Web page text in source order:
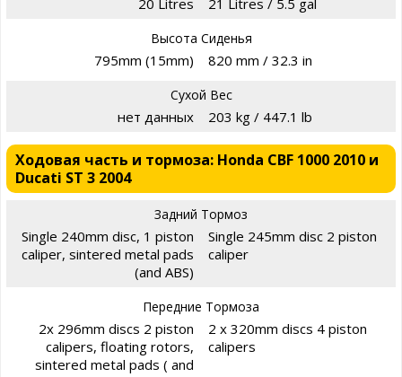
20 Litres 21 Litres / 5.5 gal
Высота Сиденья
795mm (15mm) 820 mm / 32.3 in
Сухой Вес
нет данных 203 kg / 447.1 lb
Ходовая часть и тормоза: Honda CBF 1000 2010 и
Ducati ST 3 2004
Задний Тормоз
Single 240mm disc, 1 piston
caliper, sintered metal pads
(and ABS)
Single 245mm disc 2 piston
caliper
Передние Тормоза
2x 296mm discs 2 piston
calipers, floating rotors,
sintered metal pads ( and
2 x 320mm discs 4 piston
calipers